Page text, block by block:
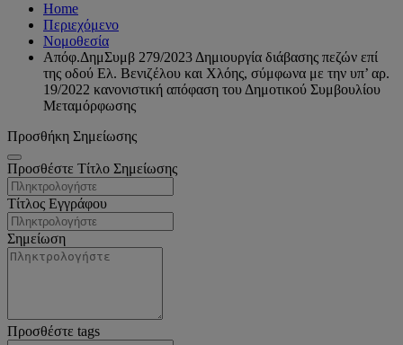
Home
Περιεχόμενο
Νομοθεσία
Απόφ.ΔημΣυμβ 279/2023 Δημιουργία διάβασης πεζών επί
της οδού Ελ. Βενιζέλου και Χλόης, σύμφωνα με την υπ’ αρ.
19/2022 κανονιστική απόφαση του Δημοτικού Συμβουλίου
Μεταμόρφωσης
Προσθήκη Σημείωσης
Προσθέστε Τίτλο Σημείωσης
Τίτλος Εγγράφου
Σημείωση
Προσθέστε tags